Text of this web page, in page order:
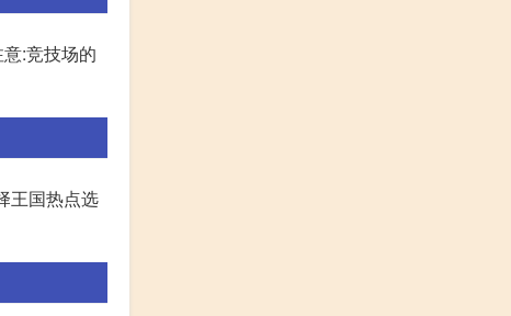
:竞技场的
王国热点选